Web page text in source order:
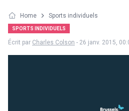
Home Sports individuels
SPORTS INDIVIDUELS
Écrit par Charles Colson - 26 janv. 2015,